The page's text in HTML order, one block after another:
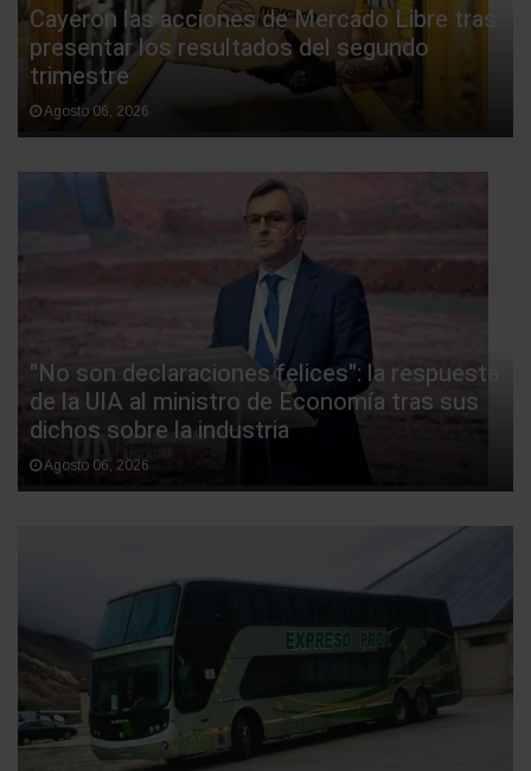
Cayeron las acciones de Mercado Libre tras
presentar los resultados del segundo
trimestre
Agosto 06, 2026
"No son declaraciones felices": la respuesta
de la UIA al ministro de Economía tras sus
dichos sobre la industria
Agosto 06, 2026